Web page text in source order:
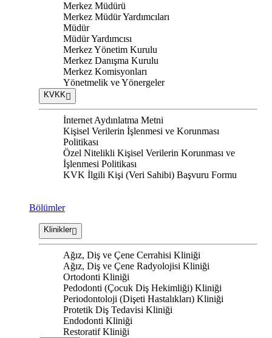
Merkez Müdürü
Merkez Müdür Yardımcıları
Müdür
Müdür Yardımcısı
Merkez Yönetim Kurulu
Merkez Danışma Kurulu
Merkez Komisyonları
Yönetmelik ve Yönergeler
KVKK
İnternet Aydınlatma Metni
Kişisel Verilerin İşlenmesi ve Korunması
Politikası
Özel Nitelikli Kişisel Verilerin Korunması ve
İşlenmesi Politikası
KVK İlgili Kişi (Veri Sahibi) Başvuru Formu
Bölümler
Klinikler
Ağız, Diş ve Çene Cerrahisi Kliniği
Ağız, Diş ve Çene Radyolojisi Kliniği
Ortodonti Kliniği
Pedodonti (Çocuk Diş Hekimliği) Kliniği
Periodontoloji (Dişeti Hastalıkları) Kliniği
Protetik Diş Tedavisi Kliniği
Endodonti Kliniği
Restoratif Kliniği